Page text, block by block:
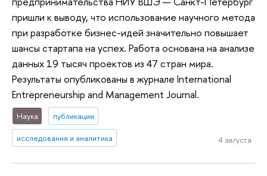
пришли к выводу, что использование научного метода
при разработке бизнес-идей значительно повышает
шансы стартапа на успех. Работа основана на анализе
данных 19 тысяч проектов из 47 стран мира.
Результаты опубликованы в журнале International
Entrepreneurship and Management Journal.
Наука публикации
исследования и аналитика 4 августа